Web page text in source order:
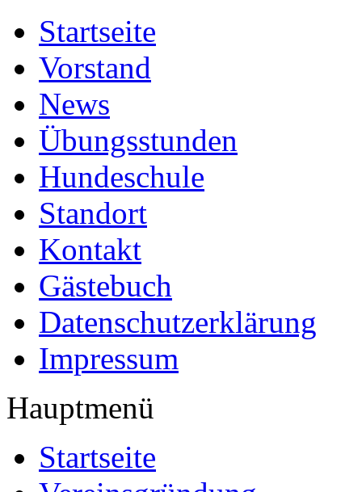
Startseite
Vorstand
News
Übungsstunden
Hundeschule
Standort
Kontakt
Gästebuch
Datenschutzerklärung
Impressum
Hauptmenü
Startseite